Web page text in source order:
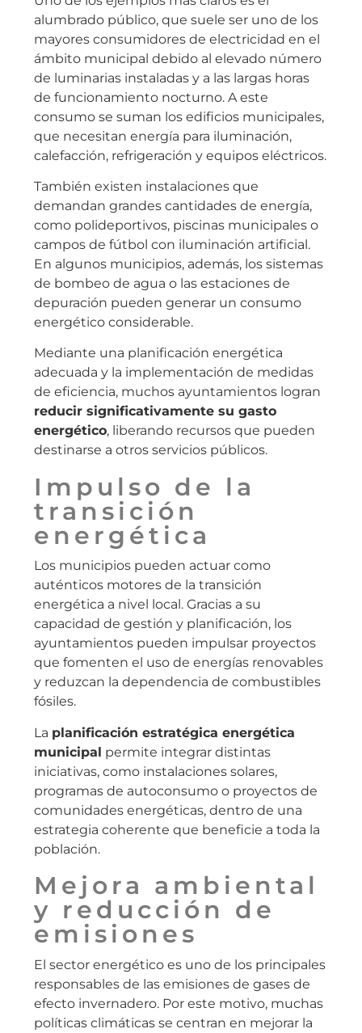
alumbrado público, que suele ser uno de los
mayores consumidores de electricidad en el
ámbito municipal debido al elevado número
de luminarias instaladas y a las largas horas
de funcionamiento nocturno. A este
consumo se suman los edificios municipales,
que necesitan energía para iluminación,
calefacción, refrigeración y equipos eléctricos.
También existen instalaciones que
demandan grandes cantidades de energía,
como polideportivos, piscinas municipales o
campos de fútbol con iluminación artificial.
En algunos municipios, además, los sistemas
de bombeo de agua o las estaciones de
depuración pueden generar un consumo
energético considerable.
Mediante una planificación energética
adecuada y la implementación de medidas
de eficiencia, muchos ayuntamientos logran
reducir significativamente su gasto
energético, liberando recursos que pueden
destinarse a otros servicios públicos.
Impulso de la
transición
energética
Los municipios pueden actuar como
auténticos motores de la transición
energética a nivel local. Gracias a su
capacidad de gestión y planificación, los
ayuntamientos pueden impulsar proyectos
que fomenten el uso de energías renovables
y reduzcan la dependencia de combustibles
fósiles.
La planificación estratégica energética
municipal permite integrar distintas
iniciativas, como instalaciones solares,
programas de autoconsumo o proyectos de
comunidades energéticas, dentro de una
estrategia coherente que beneficie a toda la
población.
Mejora ambiental
y reducción de
emisiones
El sector energético es uno de los principales
responsables de las emisiones de gases de
efecto invernadero. Por este motivo, muchas
políticas climáticas se centran en mejorar la